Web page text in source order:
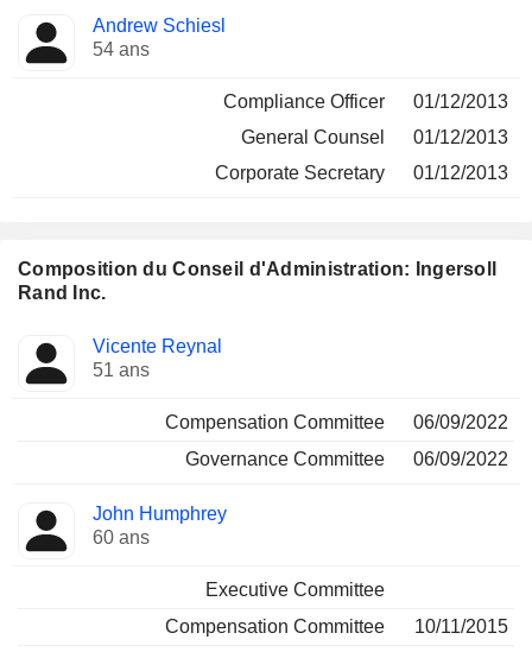
Andrew Schiesl
54 ans
Compliance Officer
01/12/2013
General Counsel
01/12/2013
Corporate Secretary
01/12/2013
Composition du Conseil d'Administration: Ingersoll
Rand Inc.
Administrateur Comités
Vicente Reynal
51 ans
Compensation Committee
06/09/2022
Governance Committee
06/09/2022
John Humphrey
60 ans
Executive Committee
Compensation Committee
10/11/2015